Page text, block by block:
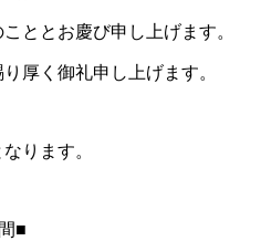
ととお慶び申し上げます。
厚く御礼申し上げます。
ります。
■